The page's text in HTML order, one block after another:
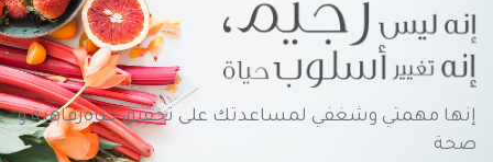
إنها مهمتي وشغفي لمساعدتك على تحقيق حياةرفاهية و
صحة